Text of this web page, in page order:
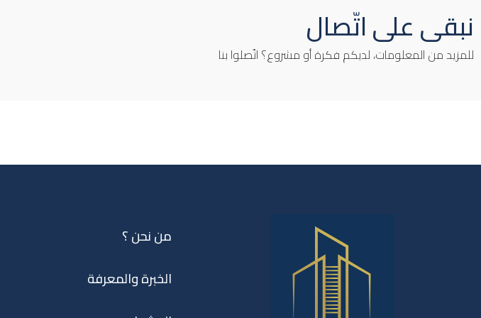
نبقى على اتّصال
للمزيد من المعلومات، لديكم فكرة أو مشروع؟ اتّصلوا بنا
من نحن ؟
الخبرة والمعرفة